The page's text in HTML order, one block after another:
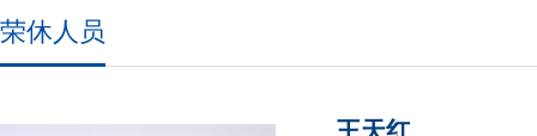
荣休人员
王天红